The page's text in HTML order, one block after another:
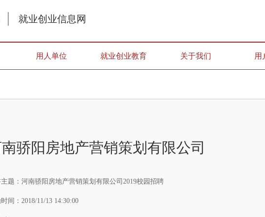
就业创业信息网
用人单位 就业创业教育 关于我们 用
骄阳房地产营销策划有限公司
题： 河南骄阳房地产营销策划有限公司2019校园招聘
间： 2018/11/13 14:30:00